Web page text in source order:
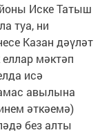
Иске Татыш
туа, ни
Казан дәүләт
мәктәп
исә
авылына
әткәемә)
без алты